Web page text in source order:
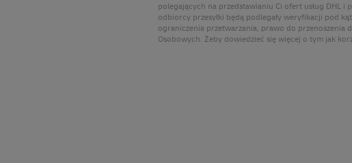
polegających na przedstawianiu Ci ofert usług DHL i
odbiorcy przesyłki będą podlegały weryfikacji pod
ograniczenia przetwarzania, prawo do przenoszenia
Osobowych. Żeby dowiedzieć się więcej o tym jak